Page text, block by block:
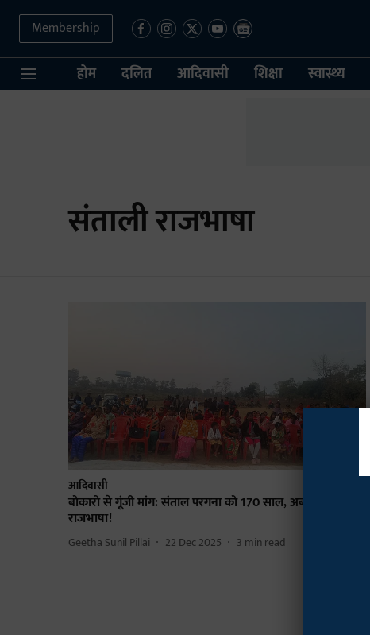
Membership
होम दलित आदिवासी शिक्षा स्वास्थ्य
संताली राजभाषा
आदिवासी
बोकारो से गूंजी मांग: संताल परगना को 170 साल, अब संताली प्रथम
राजभाषा!
Geetha Sunil Pillai 22 Dec 2025 3 min read